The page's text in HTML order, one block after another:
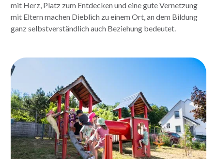
mit Herz, Platz zum Entdecken und eine gute Vernetzung
mit Eltern machen Dieblich zu einem Ort, an dem Bildung
ganz selbstverständlich auch Beziehung bedeutet.